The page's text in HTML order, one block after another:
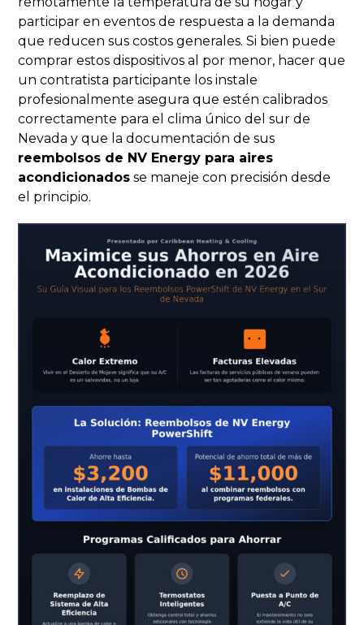
participar en eventos de respuesta a la demanda
que reducen sus costos generales. Si bien puede
comprar estos dispositivos al por menor, hacer que
un contratista participante los instale
profesionalmente asegura que estén calibrados
correctamente para el clima único del sur de
Nevada y que la documentación de sus
reembolsos de NV Energy para aires
acondicionados se maneje con precisión desde
el principio.